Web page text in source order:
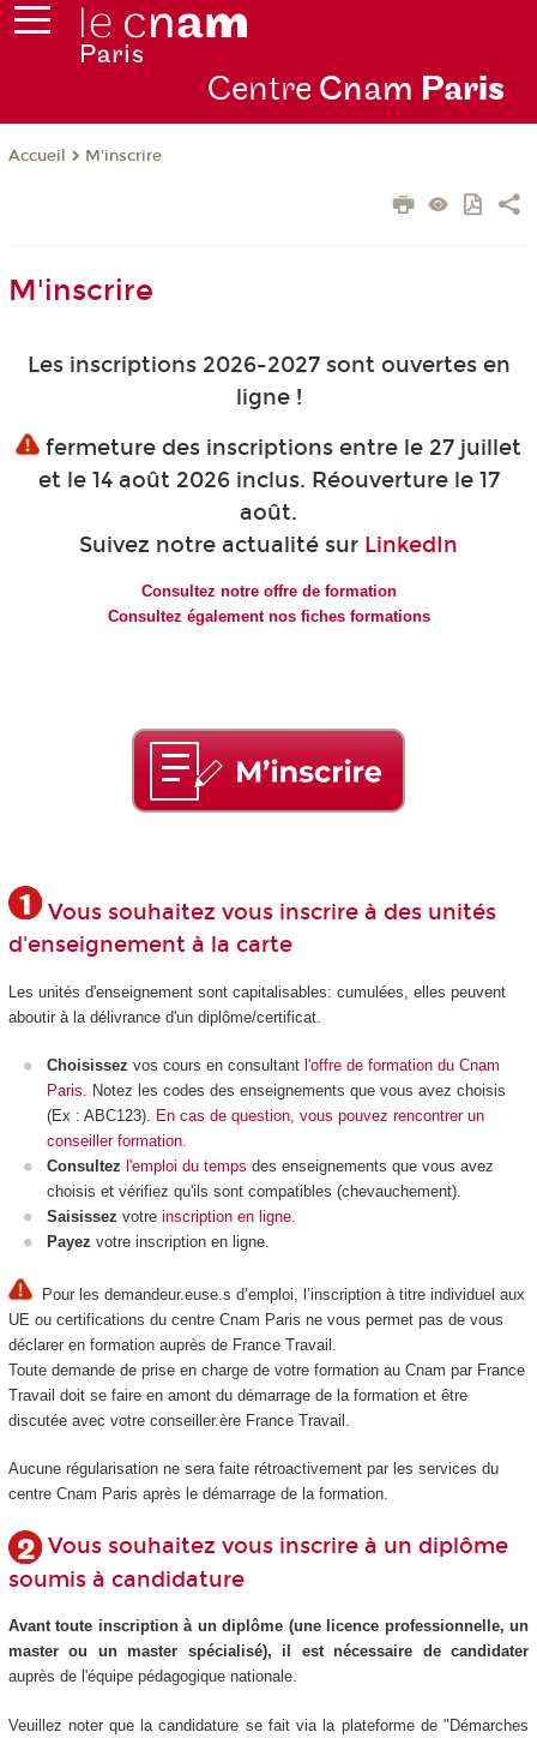
Centre Cnam Paris
Accueil M'inscrire
M'inscrire
Les inscriptions 2026-2027 sont ouvertes en
ligne !
fermeture des inscriptions entre le 27 juillet
et le 14 août 2026 inclus. Réouverture le 17
août.
Suivez notre actualité sur LinkedIn
Consultez notre offre de formation
Consultez également nos fiches formations
Vous souhaitez vous inscrire à des unités
d'enseignement à la carte
Les unités d'enseignementsont capitalisables: cumulées, elles peuvent
aboutir à la délivrance d'un diplôme/certificat.
Choisissez vos cours en consultant l'offre de formation du Cnam
Paris. Notez les codes des enseignements que vous avez choisis
(Ex : ABC123). En cas de question, vous pouvez rencontrer un
conseiller formation.
Consultez l'emploi du temps des enseignements que vous avez
choisis et vérifiez qu'ils sont compatibles (chevauchement).
Saisissez votre inscription en ligne.
Payez votre inscription en ligne.
Pour les demandeur.euse.s d’emploi, l’inscription à titre individuel aux
UE ou certifications du centre Cnam Paris ne vous permet pas de vous
déclarer en formation auprès de France Travail.
Toute demande de prise en charge de votre formation au Cnam par France
Travail doit se faire en amont du démarrage de la formation et être
discutée avec votre conseiller.ère France Travail.
Aucune régularisation ne sera faite rétroactivement par les services du
centre Cnam Paris après le démarrage de la formation.
Vous souhaitez vous inscrire à un diplôme
soumis à candidature
Avant toute inscription à un diplôme (une licence professionnelle, un
master ou un master spécialisé), il est nécessaire de candidater
auprès de l'équipe pédagogique nationale.
Veuillez noter que la candidature se fait via la plateforme de "Démarches